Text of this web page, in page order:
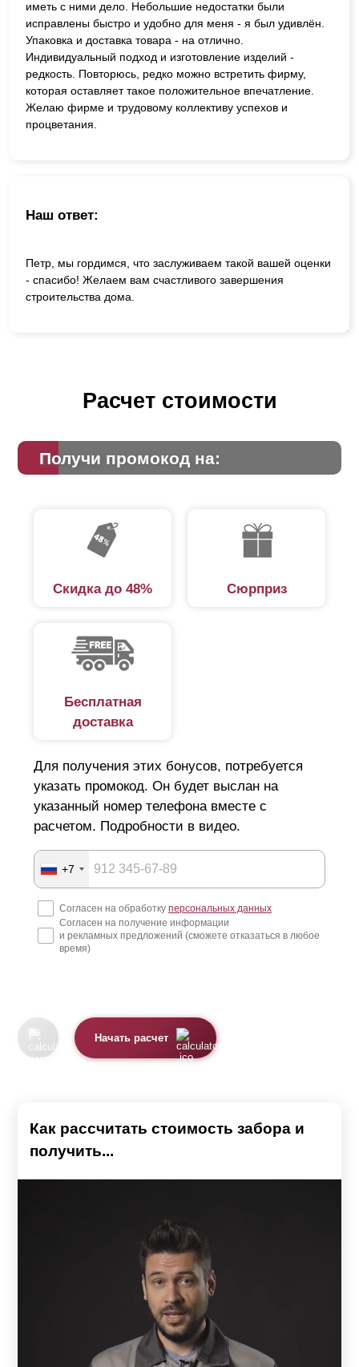
иметь с ними дело. Небольшие недостатки были
исправлены быстро и удобно для меня - я был удивлён.
Упаковка и доставка товара - на отлично.
Индивидуальный подход и изготовление изделий -
редкость. Повторюсь, редко можно встретить фирму,
которая оставляет такое положительное впечатление.
Желаю фирме и трудовому коллективу успехов и
процветания.
Наш ответ:
Петр, мы гордимся, что заслуживаем такой вашей оценки
- спасибо! Желаем вам счастливого завершения
строительства дома.
Расчет стоимости
Получи промокод на:
Скидка до 48% Сюрприз
Бесплатная
доставка
Для получения этих бонусов, потребуется
указать промокод. Он будет выслан на
указанный номер телефона вместе с
расчетом. Подробности в видео.
+7
Согласен на обработку персональных данных
Согласен на получение информации
и рекламных предложений (сможете отказаться в любое
время)
Начать расчет
Как рассчитать стоимость забора и
получить...